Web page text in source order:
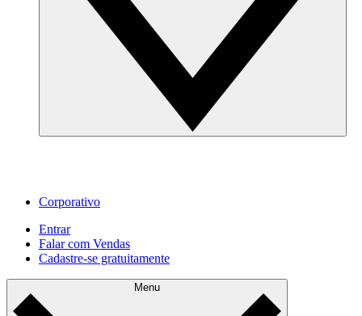
Corporativo
Entrar
Falar com Vendas
Cadastre‐se gratuitamente
Menu